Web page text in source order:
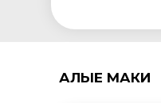
АЛЫЕ МАКИ